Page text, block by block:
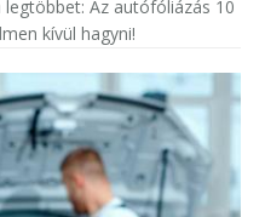
Az autófóliázás 10
kívül hagyni!